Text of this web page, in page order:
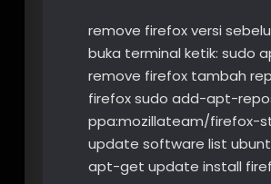
remove firefox versi
buka terminal ketik: sudo
remove firefox tambah
firefox sudo add-apt-
ppa:mozillateam/firefox-
update software list
apt-get update install